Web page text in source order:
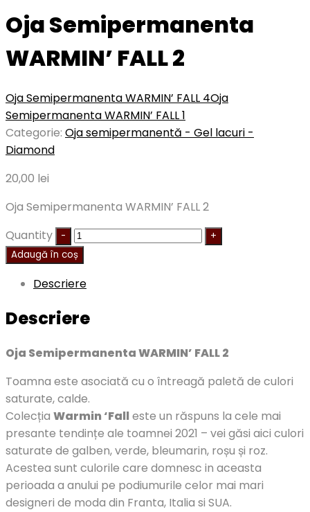
Oja Semipermanenta
WARMIN’ FALL 2
Oja Semipermanenta WARMIN’ FALL 4Oja
Semipermanenta WARMIN’ FALL 1
Categorie: Oja semipermanentă - Gel lacuri -
Diamond
20,00 lei
Oja Semipermanenta WARMIN’ FALL 2
Quantity
Adaugă în coș
Descriere
Descriere
Oja Semipermanenta WARMIN’ FALL 2
Toamna este asociată cu o întreagă paletă de culori
saturate, calde.
Colecția Warmin ‘Fall este un răspuns la cele mai
presante tendințe ale toamnei 2021 – vei găsi aici culori
saturate de galben, verde, bleumarin, roșu și roz.
Acestea sunt culorile care domnesc in aceasta
perioada a anului pe podiumurile celor mai mari
designeri de moda din Franta, Italia si SUA.